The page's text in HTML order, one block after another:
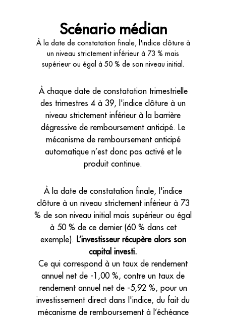
Scénario médian
À la date de constatation finale, l'indice clôture à
un niveau strictement inférieur à 73 % mais
supérieur ou égal à 50 % de son niveau initial.
À chaque date de constatation trimestrielle
des trimestres 4 à 39, l'indice clôture à un
niveau strictement inférieur à la barrière
dégressive de remboursement anticipé. Le
mécanisme de remboursement anticipé
automatique n’est donc pas activé et le
produit continue.
À la date de constatation finale, l'indice
clôture à un niveau strictement inférieur à 73
% de son niveau initial mais supérieur ou égal
à 50 % de ce dernier (60 % dans cet
exemple). L’investisseur récupère alors son
capital investi.
Ce qui correspond à un taux de rendement
annuel net de -1,00 %, contre un taux de
rendement annuel net de -5,92 %, pour un
investissement direct dans l'indice, du fait du
mécanisme de remboursement à l’échéance